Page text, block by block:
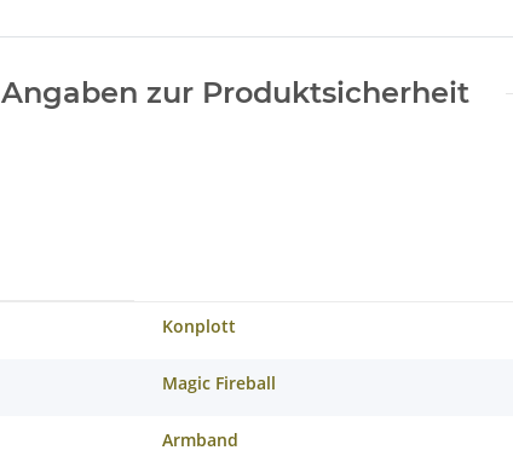
Angaben zur Produktsicherheit
Konplott
Magic Fireball
Armband